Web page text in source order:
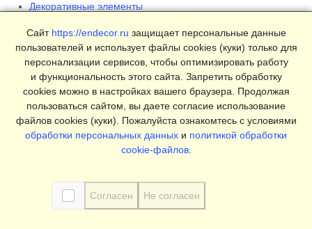
Декоративные элементы
Страницы
Интерьеры
Блог
Магазин
Условия продаж
© 2025 Endecor. Все права защищены.
Политика конфиденциальности,Политика использование
Cookie,Согласие на обработку персональных данных
Сайт https://endecor.ru защищает персональные данные
пользователей и использует файлы cookies (куки) только для
персонализации сервисов, чтобы оптимизировать работу
и функциональность этого сайта. Запретить обработку
cookies можно в настройках вашего браузера. Продолжая
пользоваться сайтом, вы даете согласие использование
файлов cookies (куки). Пожалуйста ознакомтесь с условиями
обработки персональных данных и политикой обработки
cookie-файлов.
Согласен Не согласен